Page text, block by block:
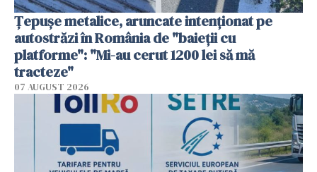
Țepușe metalice, aruncate intenționat pe
autostrăzi în România de "baieții cu
platforme": "Mi-au cerut 1200 lei să mă
tracteze"
07 AUGUST 2026